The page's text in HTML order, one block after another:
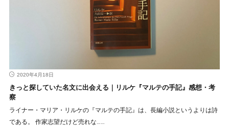
2020年4月18日
きっと探していた名文に出会える｜リルケ『マルテの手記』感想・考
察
ライナー・マリア・リルケの『マルテの手記』は、長編小説というよりは詩
である。 作家志望だけど売れな……